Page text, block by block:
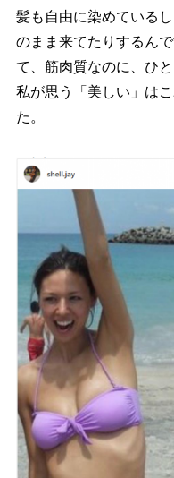
髪も自由に染めている
のまま来てたりするん
て、筋肉質なのに、ひ
私が思う「美しい」は
た。